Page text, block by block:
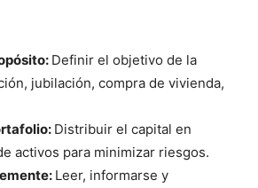
Definir el objetivo de la
jubilación, compra de vivienda,
Distribuir el capital en
activos para minimizar riesgos.
Leer, informarse y